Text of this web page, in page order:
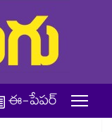
ఈ-పేపర్